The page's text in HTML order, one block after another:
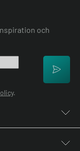
och
.